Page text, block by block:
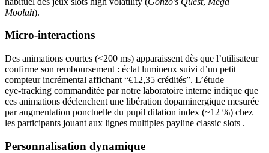
Moolah).
Micro‑interactions
Des animations courtes (<200 ms) apparaissent dès que l’utilisateur
confirme son remboursement : éclat lumineux suivi d’un petit
compteur incrémental affichant “€12,35 crédités”. L’étude
eye‑tracking commanditée par notre laboratoire interne indique que
ces animations déclenchent une libération dopaminergique mesurée
par augmentation ponctuelle du pupil dilation index (~12 %) chez
les participants jouant aux lignes multiples payline classic slots .
Personnalisation dynamique